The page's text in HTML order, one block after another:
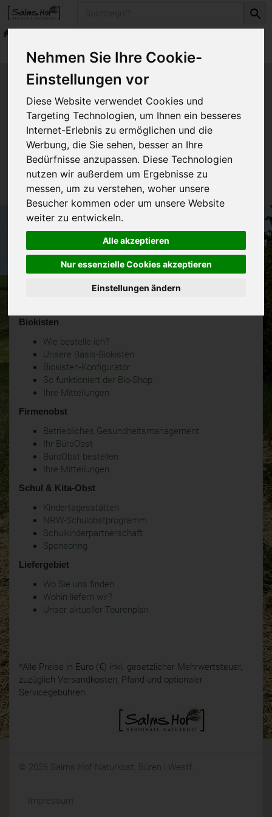
Nehmen Sie Ihre Cookie-
Einstellungen vor
Diese Website verwendet Cookies und
Targeting Technologien, um Ihnen ein besseres
Internet-Erlebnis zu ermöglichen und die
Werbung, die Sie sehen, besser an Ihre
Bedürfnisse anzupassen. Diese Technologien
nutzen wir außerdem um Ergebnisse zu
messen, um zu verstehen, woher unsere
Besucher kommen oder um unsere Website
weiter zu entwickeln.
Alle akzeptieren
Nur essenzielle Cookies akzeptieren
Einstellungen ändern
Produkte Naturkosmetika Körperhygiene
Produkt "Pur Deospray" nicht
verfügbar.
Das von Ihnen gesuchte Produkt ist leider zur Zeit
nicht verfügbar.
Biokisten
Wie bestelle ich?
Unsere Basis-Biokisten
Biokisten-Konfigurator
So funktioniert der Bio-Shop
Ihre Mitteilungen
Firmenobst
Betriebliches Gesundheitsmanagement
Ihr BüroObst
BüroObst bestellen
Ihre Mitteilungen
Schul & Kita-Obst
Kindertagesstätten
NRW-Schulobstprogramm
Schulkinderpartnerschaft
Sponsoring
Liefergebiet
Wo Sie uns finden
Wohin liefern wir?
Unser aktueller Tourenplan
*Alle Preise in Euro (€) inkl. gesetzlicher Mehrwertsteuer,
zuzüglich Versandkosten, Pfand und optionaler
Servicegebühren.
© 2026 Salms Hof Naturkost, Büren i.Westf.
Impressum